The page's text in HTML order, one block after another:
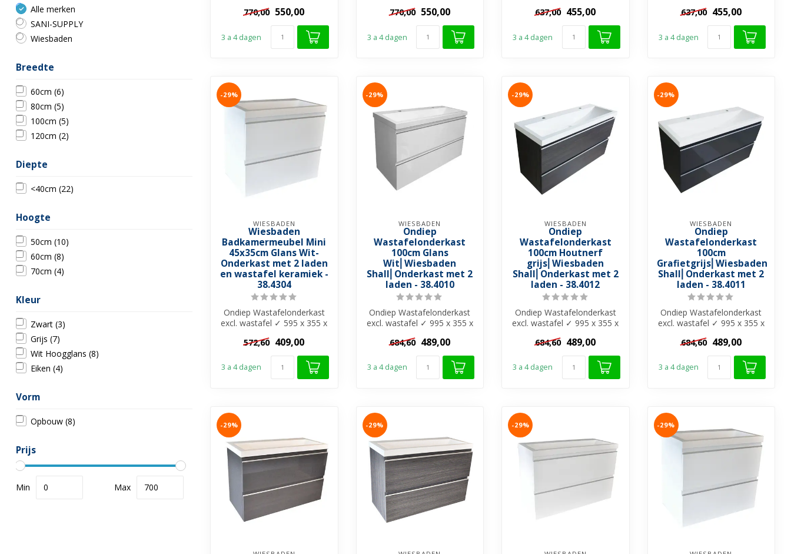
Alle merken
SANI-SUPPLY
Wiesbaden
Breedte
60cm (6)
80cm (5)
100cm (5)
120cm (2)
Diepte
<40cm (22)
Hoogte
50cm (10)
60cm (8)
70cm (4)
Kleur
Zwart (3)
Grijs (7)
Wit Hoogglans (8)
Eiken (4)
Vorm
Opbouw (8)
Prijs
Min Max
770,00 550,00
3 a 4 dagen
x 712...
770,00 550,00
3 a 4 dagen
637,00 455,00
3 a 4 dagen
637,00 455,00
3 a 4 dagen
-29%
WIESBADEN
Wiesbaden
Badkamermeubel Mini
45x35cm Glans Wit-
Onderkast met 2 laden
en wastafel keramiek -
38.4304
Ondiep Wastafelonderkast
excl. wastafel ✓ 595 x 355 x
2 r...
572,60 409,00
3 a 4 dagen
-29%
WIESBADEN
Ondiep
Wastafelonderkast
100cm Glans
Wit⎢Wiesbaden
Shall⎢Onderkast met 2
laden - 38.4010
Ondiep Wastafelonderkast
excl. wastafel ✓ 995 x 355 x
2 r...
684,60 489,00
3 a 4 dagen
-29%
WIESBADEN
Ondiep
Wastafelonderkast
100cm Houtnerf
grijs⎢Wiesbaden
Shall⎢Onderkast met 2
laden - 38.4012
Ondiep Wastafelonderkast
excl. wastafel ✓ 995 x 355 x
2 r...
684,60 489,00
3 a 4 dagen
-29%
WIESBADEN
Ondiep
Wastafelonderkast
100cm
Grafietgrijs⎢Wiesbaden
Shall⎢Onderkast met 2
laden - 38.4011
Ondiep Wastafelonderkast
excl. wastafel ✓ 995 x 355 x
2 r...
684,60 489,00
3 a 4 dagen
-29% -29% -29% -29%